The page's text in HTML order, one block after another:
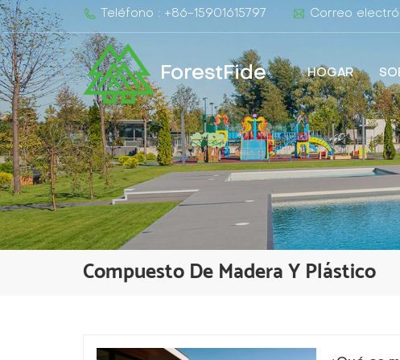
Teléfono : +86-15901615797 Correo
ForestFide HOGAR
Compuesto De Madera Y Plástico